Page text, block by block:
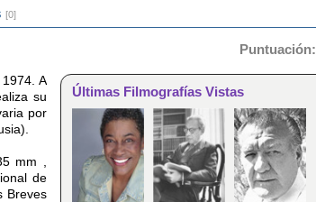
[0]
A
su
por
mm ,
de
Breves
Puntuación:
Últimas Filmografías Vistas